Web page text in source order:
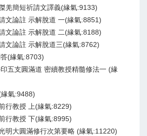
羌簡短祈請文譯義(緣氣:9133)
文論註 示解脫道 一(緣氣:8851)
文論註 示解脫道 二(緣氣:8188)
文論註 示解脫道三(緣氣:8762)
(緣氣:8703)
五支圓滿道 密續教授精髓修法一 (緣
氣:9488)
行教授 上(緣氣:8229)
行教授 下(緣氣:8995)
明大圓滿修行次第要略 (緣氣:11220)